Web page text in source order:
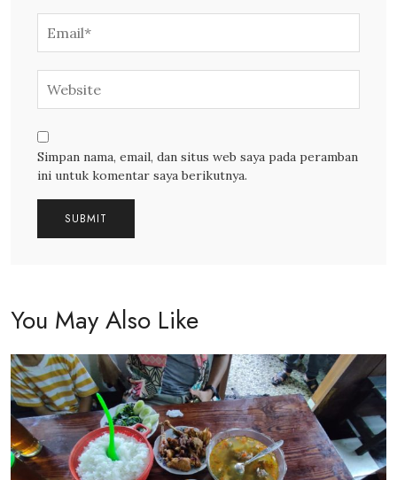
Simpan nama, email, dan situs web saya pada peramban
ini untuk komentar saya berikutnya.
You May Also Like